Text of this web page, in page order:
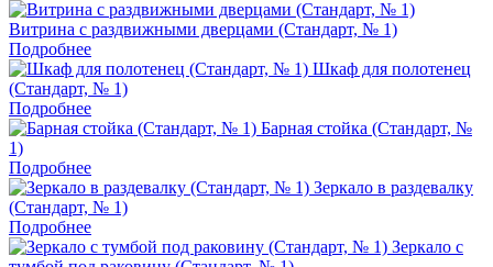
Витрина с раздвижными дверцами (Стандарт, № 1)
Подробнее
Шкаф для полотенец
(Стандарт, № 1)
Подробнее
Барная стойка (Стандарт, №
1)
Подробнее
Зеркало в раздевалку
(Стандарт, № 1)
Подробнее
Зеркало с